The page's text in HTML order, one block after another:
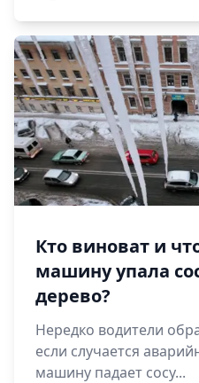
Кто виноват и
машину упала
дерево?
Нередко водители
если случается
машину падает сосу...